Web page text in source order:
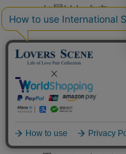
お届けします。
アレルギーの原